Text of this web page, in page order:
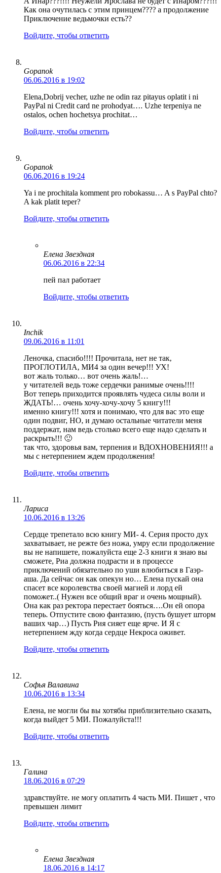
Как она очутилась с этим принцем???? а продолжение
Приключение ведьмочки есть??
Войдите, чтобы ответить
Gopanok
06.06.2016 в 19:02
Elena,Dobrij vecher, uzhe ne odin raz pitayus oplatit i ni
PayPal ni Credit card ne prohodyat…. Uzhe terpeniya ne
ostalos, ochen hochetsya prochitat…
Войдите, чтобы ответить
Gopanok
06.06.2016 в 19:24
Ya i ne prochitala komment pro robokassu… A s PayPal chto?
A kak platit teper?
Войдите, чтобы ответить
Елена Звездная
06.06.2016 в 22:34
пей пал работает
Войдите, чтобы ответить
Inchik
09.06.2016 в 11:01
Леночка, спасибо!!!! Прочитала, нет не так,
ПРОГЛОТИЛА, МИ4 за один вечер!!! УХ!
вот жаль только… вот очень жаль!…
у читателей ведь тоже сердечки ранимые очень!!!!
Вот теперь приходится проявлять чудеса силы воли и
ЖДАТЬ!… очень хочу-хочу-хочу 5 книгу!!!
именно книгу!!! хотя и понимаю, что для вас это еще
один подвиг, НО, и думаю остальные читатели меня
поддержат, нам ведь столько всего еще надо сделать и
раскрыть!!! 🙂
так что, здоровья вам, терпения и ВДОХНОВЕНИЯ!!! а
мы с нетерпением ждем продолжения!
Войдите, чтобы ответить
Лариса
10.06.2016 в 13:26
Сердце трепетало всю книгу МИ- 4. Серия просто дух
захватывает, не режте без ножа, умру если продолжение
вы не напишете, пожалуйста еще 2-3 книги я знаю вы
сможете, Риа должна подрасти и в процессе
приключений обязательно по уши влюбиться в Гаэр-
аша. Да сейчас он как опекун но… Елена пускай она
спасет все королевства своей магией и лорд ей
поможет..( Нужен все общий враг и очень мощный).
Она как раз ректора перестает бояться….Он ей опора
теперь. Отпустите свою фантазию, (пусть бушует шторм
ваших чар…) Пусть Рия сияет еще ярче. И Я с
нетерпением жду когда сердце Некроса оживет.
Войдите, чтобы ответить
Софья Валавина
10.06.2016 в 13:34
Елена, не могли бы вы хотябы приблизительно сказать,
когда выйдет 5 МИ. Пожалуйста!!!
Войдите, чтобы ответить
Галина
18.06.2016 в 07:29
здравствуйте. не могу оплатить 4 часть МИ. Пишет , что
превышен лимит
Войдите, чтобы ответить
Елена Звездная
18.06.2016 в 14:17